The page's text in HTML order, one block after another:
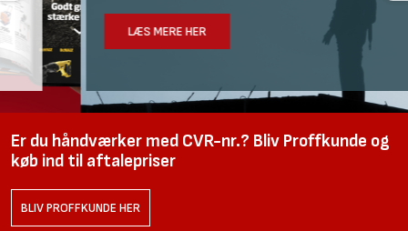
LÆS MERE HER
Er du håndværker med CVR-nr.? Bliv Proffkunde og
køb ind til aftalepriser
BLIV PROFFKUNDE HER